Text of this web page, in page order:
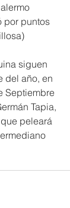
por puntos
siguen
del año, en
Septiembre
Tapia,
peleará